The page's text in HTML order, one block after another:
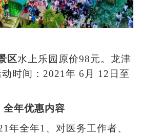
区水上乐园原价98元。龙津
时间：2021年 6月 12日至
全年优惠内容
年全年1、对医务工作者、